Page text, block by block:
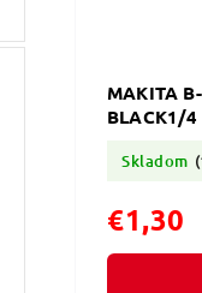
MAKITA
BLACK1/
Skladom
€1,30